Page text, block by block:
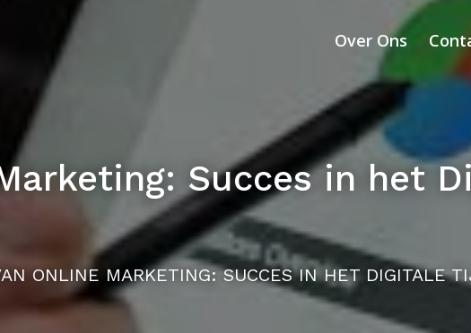
Over Ons
Succes in het
ONLINE MARKETING: SUCCES IN HET DIGITALE